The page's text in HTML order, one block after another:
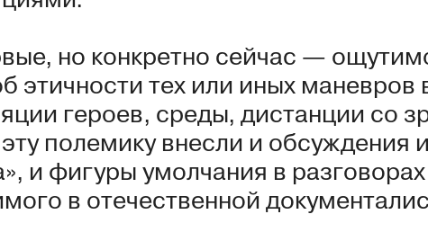
но конкретно сейчас —
этичности тех или иных маневров
героев, среды, дистанции со
полемику внесли и обсуждения
и фигуры умолчания в
в отечественной